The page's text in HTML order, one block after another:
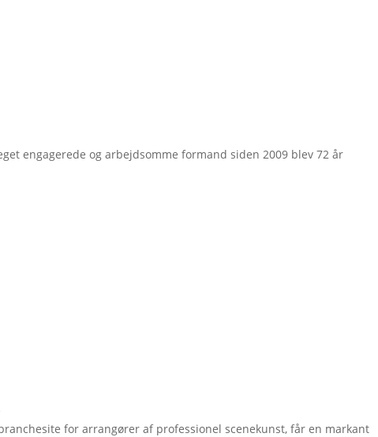
engagerede og arbejdsomme formand siden 2009 blev 72 år
for arrangører af professionel scenekunst, får en markant